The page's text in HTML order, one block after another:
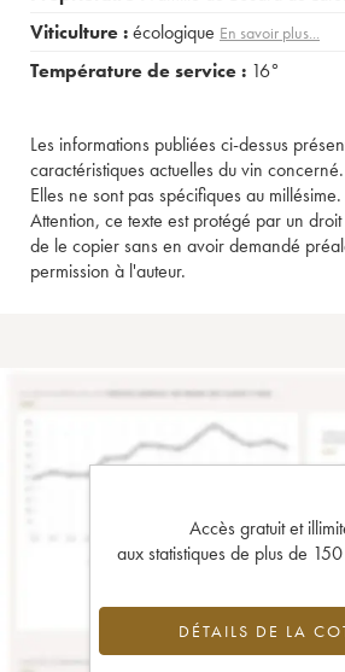
Viticulture :écologique En savoir plus...
Température de service : 16°
Les informations publiées ci-dessus
caractéristiques actuelles du vin concerné.
Elles ne sont pas spécifiques au millésime.
Attention, ce texte est protégé par un
de le copier sans en avoir demandé
permission à l'auteur.
Accès gratuit et
aux statistiques de plus de
DÉTAILS DE LA